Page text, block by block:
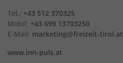
Tel.: +43 512 370325
Mobil: +43 699 13703250
E-Mail: marketing@freizeit-tirol.at
www.inn-puls.at